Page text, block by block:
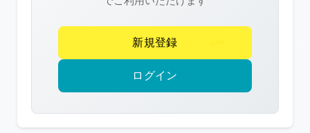
作
権
護
新規登録
ログイン